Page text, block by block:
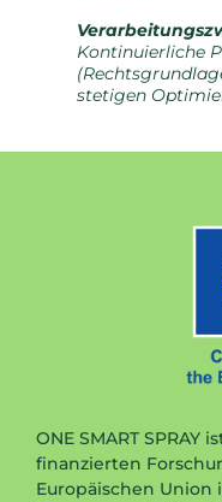
Kontinuierliche
stetigen
ONE SMART
finanzierten
Europäischen Union